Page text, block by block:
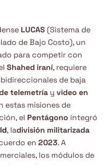
LUCAS (Sistema de
de Bajo Costo), un
para competir con
Shahed iraní, requiere
de baja
telemetría y video en
estas misiones de
el Pentágono integró
, ladivisión militarizada
en 2023. A
los módulos de